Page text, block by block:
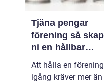
Tjäna pengar
förening så skapar
ni en hållbar
föreningskassa
Att hålla en förening
igång kräver mer än